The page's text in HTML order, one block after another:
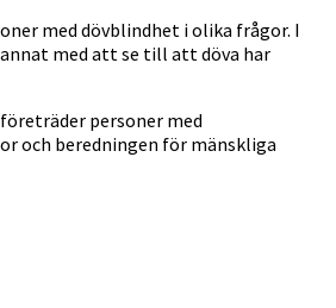
med dövblindhet i olika frågor. I
med att se till att döva har
personer med
och beredningen för mänskliga